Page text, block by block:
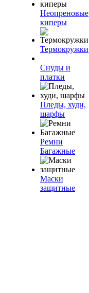
Неопреновые
киперы
Термокружки
Снуды и
платки
Пледы, худи,
шарфы
Ремни
Багажные
Маски
защитные